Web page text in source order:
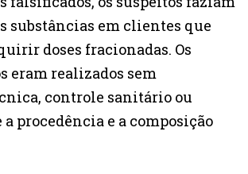
substâncias em clientes que
doses fracionadas. Os
eram realizados sem
controle sanitário ou
procedência e a composição